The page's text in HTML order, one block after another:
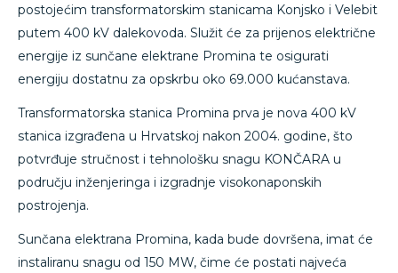
postojećim transformatorskim stanicama Konjsko i Velebit
putem 400 kV dalekovoda. Služit će za prijenos električne
energije iz sunčane elektrane Promina te osigurati
energiju dostatnu za opskrbu oko 69.000 kućanstava.
Transformatorska stanica Promina prva je nova 400 kV
stanica izgrađena u Hrvatskoj nakon 2004. godine, što
potvrđuje stručnost i tehnološku snagu KONČARA u
području inženjeringa i izgradnje visokonaponskih
postrojenja.
Sunčana elektrana Promina, kada bude dovršena, imat će
instaliranu snagu od 150 MW, čime će postati najveća